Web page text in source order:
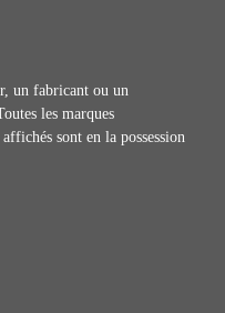
un fabricant ou un
les marques
sont en la possession